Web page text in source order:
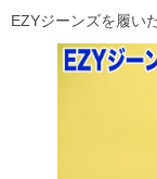
EZYジーンズを履い